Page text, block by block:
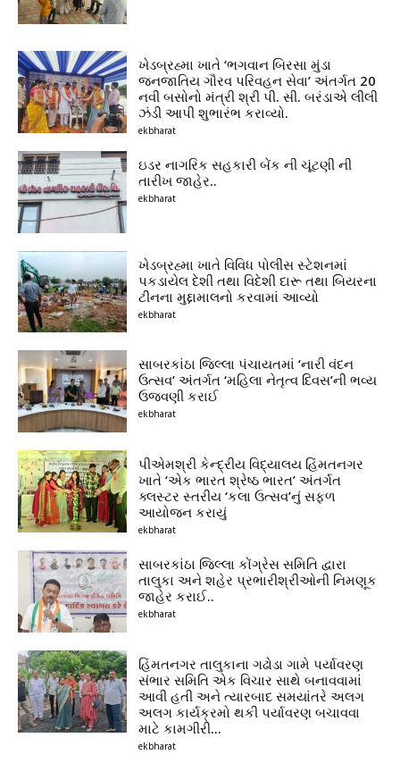
ખેડબ્રહ્મા ખાતે ‘ભગવાન બિરસા મુંડા
જનજાતિય ગૌરવ પરિવહન સેવા’ અંતર્ગત 20
નવી બસોનો મંત્રી શ્રી પી. સી. બરંડાએ લીલી
ઝંડી આપી શુભારંભ કરાવ્યો.
ekbharat
ઇડર નાગરિક સહકારી બેંક ની ચૂંટણી ની
તારીખ જાહેર..
ekbharat
ખેડબ્રહ્મા ખાતે વિવિધ પોલીસ સ્ટેશનમાં
પકડાયેલ દેશી તથા વિદેશી દારૂ તથા બિયરના
ટીનના મુદ્દામાલનો કરવામાં આવ્યો
ekbharat
સાબરકાંઠા જિલ્લા પંચાયતમાં ‘નારી વંદન
ઉત્સવ’ અંતર્ગત ‘મહિલા નેતૃત્વ દિવસ’ની ભવ્ય
ઉજવણી કરાઈ
ekbharat
પીએમશ્રી કેન્દ્રીય વિદ્યાલય હિંમતનગર
ખાતે ‘એક ભારત શ્રેષ્ઠ ભારત’ અંતર્ગત
ક્લસ્ટર સ્તરીય ‘કલા ઉત્સવ’નું સફળ
આયોજન કરાયું
ekbharat
સાબરકાંઠા જિલ્લા કોંગ્રેસ સમિતિ દ્વારા
તાલુકા અને શહેર પ્રભારીશ્રીઓની નિમણૂક
જાહેર કરાઈ..
ekbharat
હિંમતનગર તાલુકાના ગઢોડા ગામે પર્યાવરણ
સંભાર સમિતિ એક વિચાર સાથે બનાવવામાં
આવી હતી અને ત્યારબાદ સમયાંતરે અલગ
અલગ કાર્યક્રમો થકી પર્યાવરણ બચાવવા
માટે કામગીરી...
ekbharat